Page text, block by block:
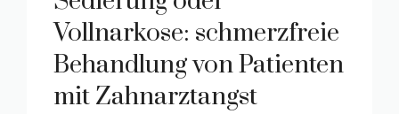
Vollnarkose: schmerzfreie
Behandlung von Patienten
mit Zahnarztangst